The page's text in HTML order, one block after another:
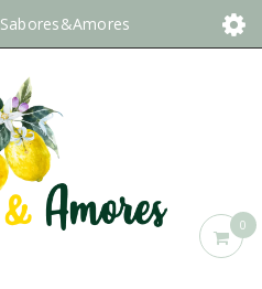
Sabores&Amores
0